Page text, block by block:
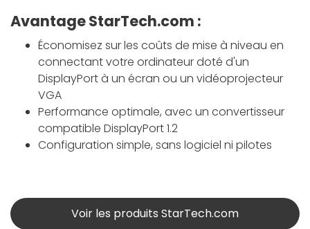
Avantage StarTech.com :
Économisez sur les coûts de mise à niveau en
connectant votre ordinateur doté d'un
DisplayPort à un écran ou un vidéoprojecteur
VGA
Performance optimale, avec un convertisseur
compatible DisplayPort 1.2
Configuration simple, sans logiciel ni pilotes
Voir les produits StarTech.com